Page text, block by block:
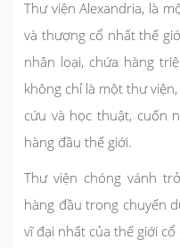
Thư viện Alexandria, là
và thượng cổ nhất thế
nhân loại, chứa hàng
không chỉ là một thư
cứu và học thuật, cuốn
hàng đầu thế giới.
Thư viện chóng vánh
hàng đầu trong chuyến
vĩ đại nhất của thế giới